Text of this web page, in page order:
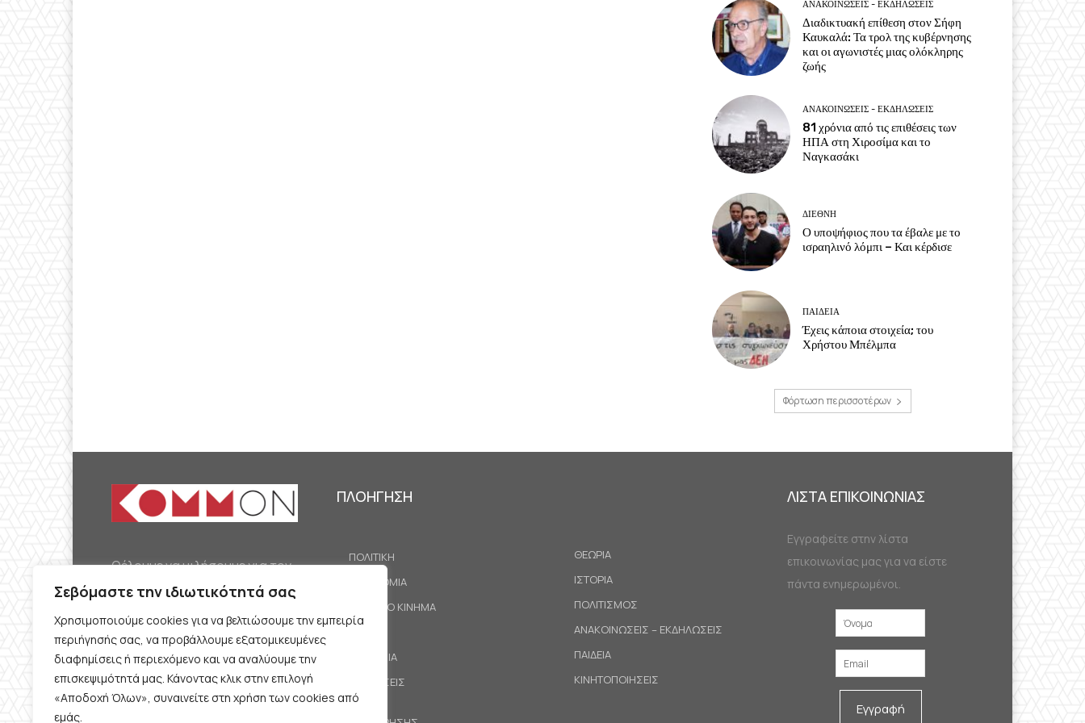
Σεβόμαστε την ιδιωτικότητά σας
Χρησιμοποιούμε cookies για να βελτιώσουμε την εμπειρία
περιήγησής σας, να προβάλλουμε εξατομικευμένες
διαφημίσεις ή περιεχόμενο και να αναλύουμε την
επισκεψιμότητά μας. Κάνοντας κλικ στην επιλογή
«Αποδοχή Όλων», συναινείτε στη χρήση των cookies από
εμάς.
ΑΝΑΚΟΙΝΩΣΕΙΣ - ΕΚΔΗΛΩΣΕΙΣ
Διαδικτυακή επίθεση στον Σήφη
Καυκαλά: Τα τρολ της κυβέρνησης
και οι αγωνιστές μιας ολόκληρης
ζωής
ΑΝΑΚΟΙΝΩΣΕΙΣ - ΕΚΔΗΛΩΣΕΙΣ
81 χρόνια από τις επιθέσεις των
ΗΠΑ στη Χιροσίμα και το
Ναγκασάκι
ΔΙΕΘΝΗ
Ο υποψήφιος που τα έβαλε με το
ισραηλινό λόμπι – Και κέρδισε
ΠΑΙΔΕΙΑ
Έχεις κάποια στοιχεία; του
Χρήστου Μπέλμπα
Φόρτωση περισσοτέρων
Θέλουμε να μιλήσουμε για τον
κομμουνισμό της εποχής μας,
την αναγκαία αλλά όχι
δεδομένη προοπτική.
Θέλουμε να μιλήσουμε
ταυτόχρονα για την
καθημερινή επιβίωση και τον
ΠΛΟΗΓΗΣΗ
ΠΟΛΙΤΙΚΗ
ΟΙΚΟΝΟΜΙΑ
ΕΡΓΑΤΙΚΟ ΚΙΝΗΜΑ
ΚΟΙΝΩΝΙΑ
ΠΡΟΤΑΣΕΙΣ
ΘΕΩΡΙΑ
ΙΣΤΟΡΙΑ
ΠΟΛΙΤΙΣΜΟΣ
ΑΝΑΚΟΙΝΩΣΕΙΣ – ΕΚΔΗΛΩΣΕΙΣ
ΠΑΙΔΕΙΑ
ΚΙΝΗΤΟΠΟΙΗΣΕΙΣ
ΛΙΣΤΑ ΕΠΙΚΟΙΝΩΝΙΑΣ
Εγγραφείτε στην λίστα
επικοινωνίας μας για να είστε
πάντα ενημερωμένοι.
Εγγραφή